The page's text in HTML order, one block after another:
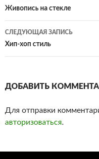
Навигация
по
записям
Живопись на стекле
СЛЕДУЮЩАЯ ЗАПИСЬ
Хип-хоп стиль
ДОБАВИТЬ
Для отправки
авторизоваться.